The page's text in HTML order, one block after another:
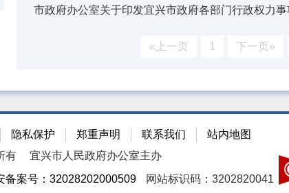
市政府办公室关于印发宜兴市政府各部门行政权力
«上一页 1 下一页»
隐私保护 郑重声明 联系我们
站内地图
有
宜兴市人民政府办公室主办
备案号：32028202000509 网站标识码：3202820041